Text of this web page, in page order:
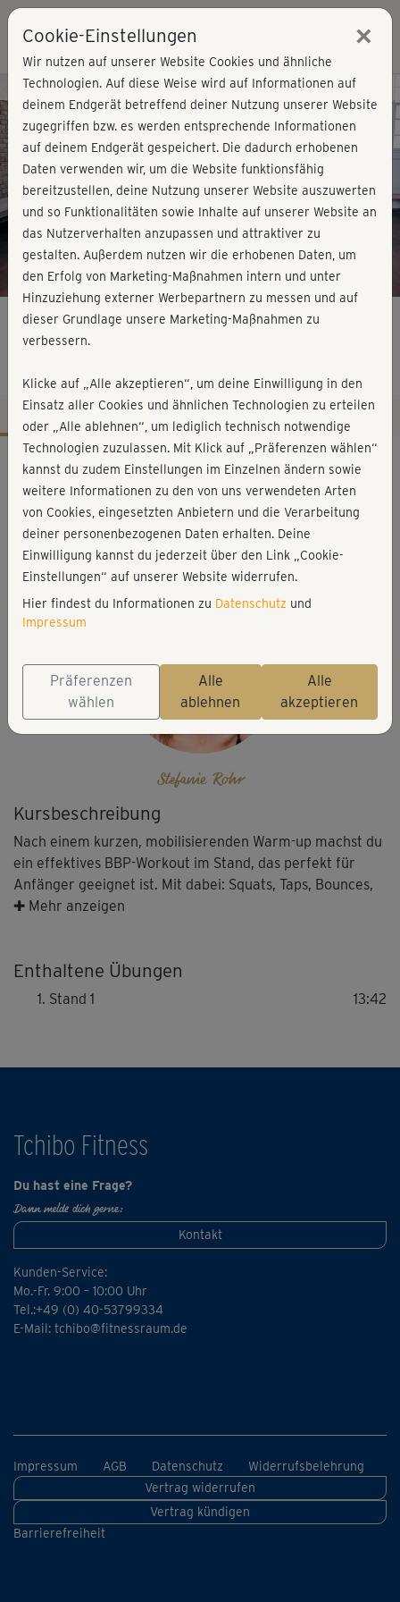
Play
Video
Kursvorschau - Jetzt mitmachen!
BBP Workout im Stand 1
Kursbeschreibung
Nach einem kurzen, mobilisierenden Warm-up machst du
ein effektives BBP-Workout im Stand, das perfekt für
Anfänger geeignet ist. Mit dabei: Squats, Taps, Bounces,
leichte Cardio-Moves und Co. Führe alle Bewegungen
nimmst du aktiv mit!
✚ Mehr anzeigen
Enthaltene Übungen
Stand 1 13:42
Workout-Facts
leicht
14 Min
123 kcal
Stefanie Rohr
Stefanie Rohr
Tchibo Fitness
Du hast eine Frage?
Dann melde dich gerne:
Kontakt
Kunden-Service:
Mo.-Fr. 9:00 – 10:00 Uhr
Tel.:+49 (0) 40-53799334
E-Mail: tchibo@fitnessraum.de
Impressum AGB Datenschutz
Widerrufsbelehrung
Vertrag widerrufen
Vertrag kündigen
Barrierefreiheit
Cookie-Einstellungen ×
Wir nutzen auf unserer Website Cookies und ähnliche
Technologien. Auf diese Weise wird auf Informationen auf
deinem Endgerät betreffend deiner Nutzung unserer Website
zugegriffen bzw. es werden entsprechende Informationen
auf deinem Endgerät gespeichert. Die dadurch erhobenen
Daten verwenden wir, um die Website funktionsfähig
bereitzustellen, deine Nutzung unserer Website auszuwerten
und so Funktionalitäten sowie Inhalte auf unserer Website an
das Nutzerverhalten anzupassen und attraktiver zu
gestalten. Außerdem nutzen wir die erhobenen Daten, um
den Erfolg von Marketing-Maßnahmen intern und unter
Hinzuziehung externer Werbepartnern zu messen und auf
dieser Grundlage unsere Marketing-Maßnahmen zu
verbessern.
Klicke auf „Alle akzeptieren“, um deine Einwilligung in den
Einsatz aller Cookies und ähnlichen Technologien zu erteilen
oder „Alle ablehnen“, um lediglich technisch notwendige
Technologien zuzulassen. Mit Klick auf „Präferenzen wählen“
kannst du zudem Einstellungen im Einzelnen ändern sowie
weitere Informationen zu den von uns verwendeten Arten
von Cookies, eingesetzten Anbietern und die Verarbeitung
deiner personenbezogenen Daten erhalten. Deine
Einwilligung kannst du jederzeit über den Link „Cookie-
Einstellungen“ auf unserer Website widerrufen.
Hier findest du Informationen zu Datenschutz und
Impressum
Präferenzen
wählen
Alle
ablehnen
Alle
akzeptieren